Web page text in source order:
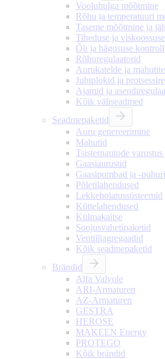
Vooluhulga mõõtmine
Rõhu ja temperatuuri
Taseme mõõtmine ja
Tiheduse ja
Õli ja hägususe kontroll
Rõhuregulaatorid
Aurukatelde ja
Juhtplokid ja
Ajamid ja
Kõik väliseadmed
Seadmepaketid
Auru genereerimine
Mahutid
Tsisternautode
Gaasiaurustid
Gaasipumbad ja -
Põletilahendused
Lekkehoiatussüsteemid
Küttelahendused
Külmakaitse
Soojusvahetipaketid
Ventiiliagregaadid
Kõik seadmepaketid
Brändid
Alfa Valvole
ARI-Armaturen
AZ-Armaturen
GESTRA
HEROSE
MAKEEN Energy
PROTEGO
Kõik brändid